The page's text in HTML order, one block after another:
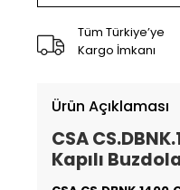
Tüm Türkiye’ye
Kargo İmkanı
Ürün Açıklaması
CSA
Kapılı